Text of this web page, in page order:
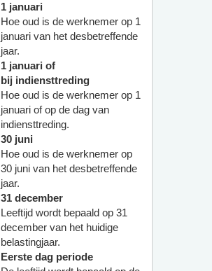
1 januari
Hoe oud is de werknemer op 1
januari van het desbetreffende
jaar.
1 januari of
bij indiensttreding
Hoe oud is de werknemer op 1
januari of op de dag van
indiensttreding.
30 juni
Hoe oud is de werknemer op
30 juni van het desbetreffende
jaar.
31 december
Leeftijd wordt bepaald op 31
december van het huidige
belastingjaar.
Eerste dag periode